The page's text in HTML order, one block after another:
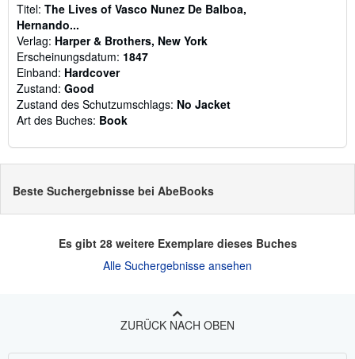
Titel: The Lives of Vasco Nunez De Balboa,
Hernando...
Verlag: Harper & Brothers, New York
Erscheinungsdatum: 1847
Einband: Hardcover
Zustand: Good
Zustand des Schutzumschlags: No Jacket
Art des Buches: Book
Beste Suchergebnisse bei AbeBooks
Es gibt 28weitere Exemplare dieses Buches
Alle Suchergebnisse ansehen
ZURÜCK NACH OBEN